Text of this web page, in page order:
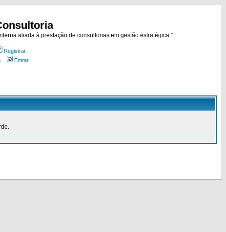
aliada à prestação de consultorias em gestão estratégica."
Registrar
Entrar